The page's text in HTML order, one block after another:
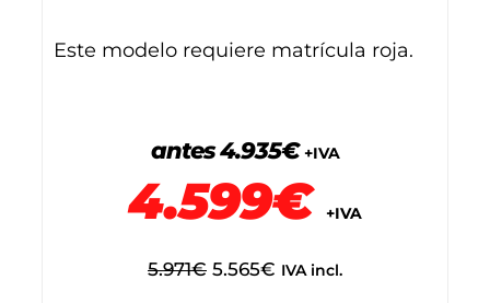
Este modelo requiere matrícula roja.
antes 4.935€+IVA
4.599€ +IVA
5.971€ 5.565€ IVA incl.